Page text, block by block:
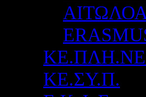
ΚΕ.ΣΥ.Π.